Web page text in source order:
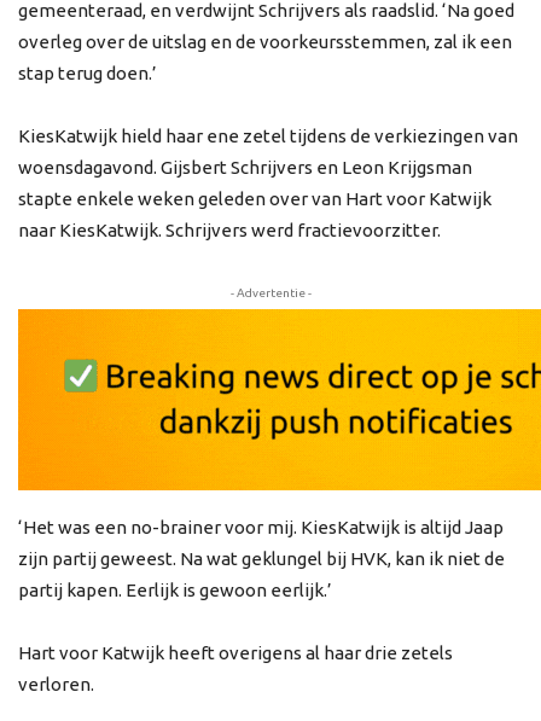
gemeenteraad, en verdwijnt Schrijvers als raadslid. ‘Na goed
overleg over de uitslag en de voorkeursstemmen, zal ik een
stap terug doen.’
KiesKatwijk hield haar ene zetel tijdens de verkiezingen van
woensdagavond. Gijsbert Schrijvers en Leon Krijgsman
stapte enkele weken geleden over van Hart voor Katwijk
naar KiesKatwijk. Schrijvers werd fractievoorzitter.
- Advertentie -
‘Het was een no-brainer voor mij. KiesKatwijk is altijd Jaap
zijn partij geweest. Na wat geklungel bij HVK, kan ik niet de
partij kapen. Eerlijk is gewoon eerlijk.’
Hart voor Katwijk heeft overigens al haar drie zetels
verloren.